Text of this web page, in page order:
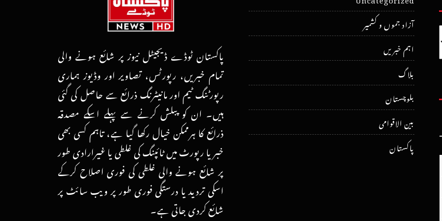
پاکستان ٹوڈے ڈیجیٹل نیوز پر شائع ہونے والی
تمام خبریں، رپورٹس، تصاویر اور وڈیوز ہماری
رپورٹنگ ٹیم اور مانیٹرنگ ذرائع سے حاصل کی گئی
ہیں۔ ان کو پبلش کرنے سے پہلے اسکے مصدقہ
ذرائع کا ہرممکن خیال رکھا گیا ہے، تاہم کسی بھی
خبر یا رپورٹ میں ٹائپنگ کی غلطی یا غیرارادی طور
پر شائع ہونے والی غلطی کی فوری اصلاح کرکے
اسکی تردید یا درستگی فوری طور پر ویب سائٹ پر
شائع کردی جاتی ہے۔
آزاد جموں و کشمیر
اہم خبریں
بلاگ
بلوچستان
بین الاقوامی
پاکستان